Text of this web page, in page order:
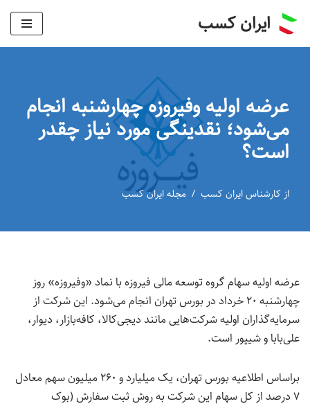
پرش
ایران کسب
عرضه اولیه وفیروزه چهارشنبه انجام
می‌شود؛ نقدینگی مورد نیاز چقدر
است؟
از کارشناس ایران کسب مجله ایران کسب
عرضه اولیه سهام گروه توسعه مالی فیروزه با نماد «وفیروزه» روز
چهارشنبه ۲۰ خرداد در بورس تهران انجام می‌شود. این شرکت از
سرمایه‌گذاران اولیه شرکت‌هایی مانند دیجی‌کالا، کافه‌بازار، دیوار،
علی‌بابا و شیپور است.
براساس اطلاعیه بورس تهران، یک میلیارد و ۲۶۰ میلیون سهم معادل
۷ درصد از کل سهام این شرکت به روش ثبت سفارش (بوک